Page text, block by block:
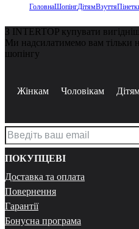
ГоловнаШопінгДітямВзуття
З INTERTOP купувати
Ми надсилатимемо вам тільки
шопінгу
Жінкам Чоловікам
ПОКУПЦЕВІ
Доставка та оплата
Повернення
Гарантії
Бонусна програма